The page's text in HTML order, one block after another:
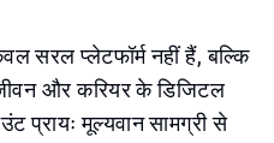
सरल प्लेटफॉर्म नहीं हैं, बल्कि
और करियर के डिजिटल
प्रायः मूल्यवान सामग्री से